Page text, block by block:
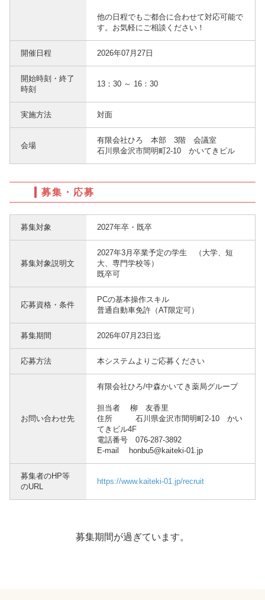
他の日程でもご都合に合わせて対応可能で
す。お気軽にご相談ください！
開催日程 2026年07月27日
開始時刻・終了
時刻
13：30 ～ 16：30
実施方法 対面
会場
有限会社ひろ 本部 3階 会議室
石川県金沢市間明町2-10 かいてきビル
募集・応募
募集対象 2027年卒・既卒
募集対象説明文
2027年3月卒業予定の学生 （大学、短
大、専門学校等）
既卒可
応募資格・条件
PCの基本操作スキル
普通自動車免許（AT限定可）
募集期間 2026年07月23日迄
応募方法 本システムよりご応募ください
お問い合わせ先
有限会社ひろ/中森かいてき薬局グループ
担当者 柳 友香里
住所 石川県金沢市間明町2-10 かい
てきビル4F
電話番号 076-287-3892
E-mail honbu5@kaiteki-01.jp
募集者のHP等
のURL
https://www.kaiteki-01.jp/recruit
募集期間が過ぎています。